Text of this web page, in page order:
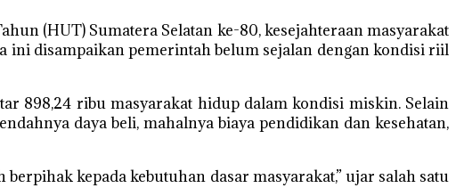
(HUT) Sumatera Selatan ke-80, kesejahteraan masyarakat
ini disampaikan pemerintah belum sejalan dengan kondisi riil
898,24 ribu masyarakat hidup dalam kondisi miskin. Selain
daya beli, mahalnya biaya pendidikan dan kesehatan,
kepada kebutuhan dasar masyarakat,” ujar salah satu